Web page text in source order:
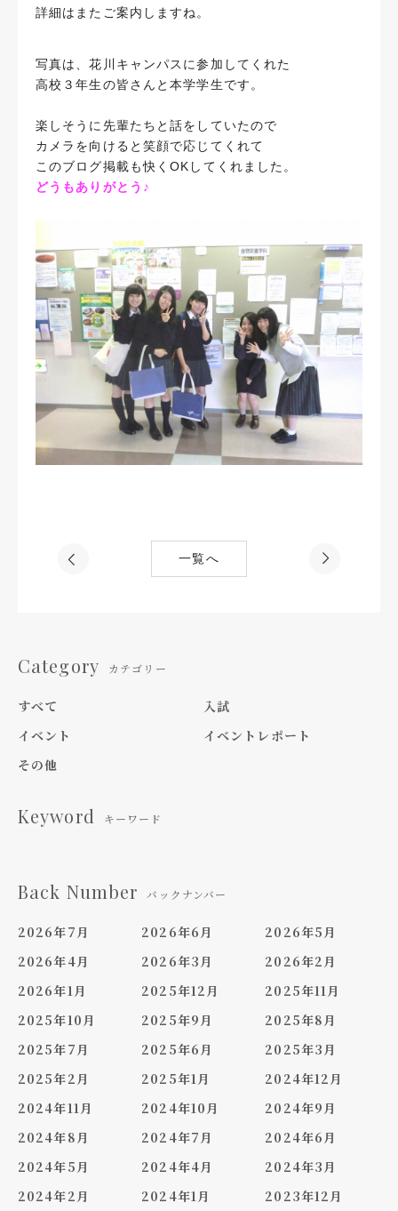
詳細はまたご案内しますね。
写真は、花川キャンパスに参加してくれた
高校３年生の皆さんと本学学生です。
楽しそうに先輩たちと話をしていたので
カメラを向けると笑顔で応じてくれて
このブログ掲載も快くOKしてくれました。
どうもありがとう♪
一覧へ
Category カテゴリー
すべて
入試
イベント
イベントレポート
その他
Keyword キーワード
Back Number バックナンバー
2026年7月 2026年6月
2026年5月
2026年4月
2026年3月
2026年2月
2026年1月
2025年12月
2025年11月
2025年10月
2025年9月
2025年8月
2025年7月
2025年6月
2025年3月
2025年2月
2025年1月
2024年12月
2024年11月
2024年10月
2024年9月
2024年8月
2024年7月
2024年6月
2024年5月
2024年4月
2024年3月
2024年2月
2024年1月 2023年12月